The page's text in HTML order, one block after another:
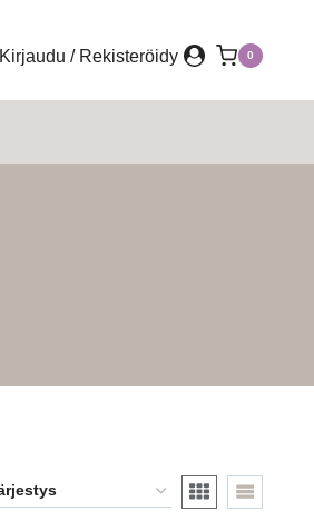
Kirjaudu / Rekisteröidy 0